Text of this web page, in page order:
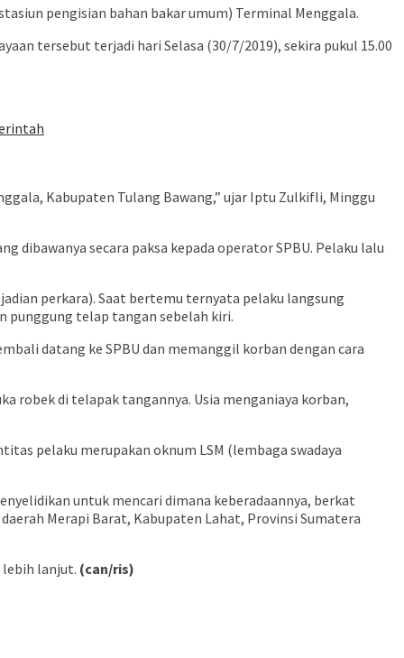
pengisian bahan bakar umum) Terminal Menggala.
tersebut terjadi hari Selasa (30/7/2019), sekira pukul 15.00
Kabupaten Tulang Bawang,” ujar Iptu Zulkifli, Minggu
dibawanya secara paksa kepada operator SPBU. Pelaku lalu
perkara). Saat bertemu ternyata pelaku langsung
punggung telap tangan sebelah kiri.
datang ke SPBU dan memanggil korban dengan cara
robek di telapak tangannya. Usia menganiaya korban,
pelaku merupakan oknum LSM (lembaga swadaya
untuk mencari dimana keberadaannya, berkat
Merapi Barat, Kabupaten Lahat, Provinsi Sumatera
lebih lanjut. (can/ris)